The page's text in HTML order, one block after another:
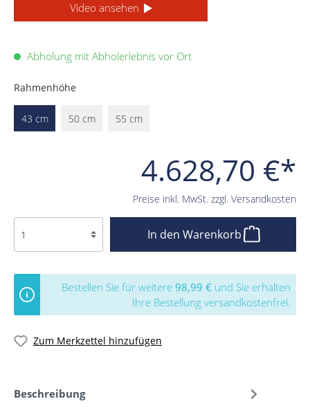
Video ansehen
4.628,70 €*
Preise inkl. MwSt. zzgl. Versandkosten
Abholung mit Abholerlebnis vor Ort
Rahmenhöhe
43 cm 50 cm 55 cm
In den Warenkorb
Bestellen Sie für weitere 98,99 € und Sie erhalten
Ihre Bestellung versandkostenfrei.
Zum Merkzettel hinzufügen
Beschreibung